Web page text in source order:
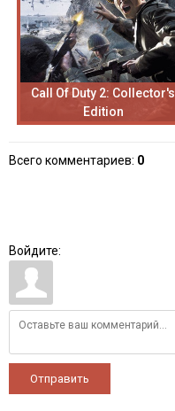
Call Of Duty 2: Collector's
Edition
Всего комментариев: 0
Войдите:
Отправить